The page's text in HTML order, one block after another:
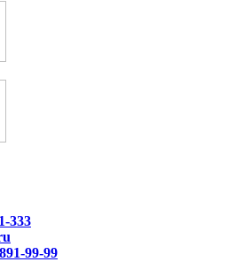
333
99-99